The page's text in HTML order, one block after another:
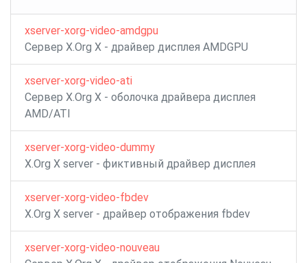
xserver-xorg-video-amdgpu
Сервер X.Org X - драйвер дисплея AMDGPU
xserver-xorg-video-ati
Сервер X.Org X - оболочка драйвера дисплея
AMD/ATI
xserver-xorg-video-dummy
X.Org X server - фиктивный драйвер дисплея
xserver-xorg-video-fbdev
X.Org X server - драйвер отображения fbdev
xserver-xorg-video-nouveau